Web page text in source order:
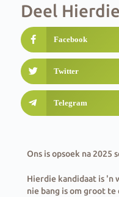
Deel
Facebook
Twitter
Telegram
Ons is opsoek na 2025
Hierdie kandidaat is 'n
nie bang is om groot